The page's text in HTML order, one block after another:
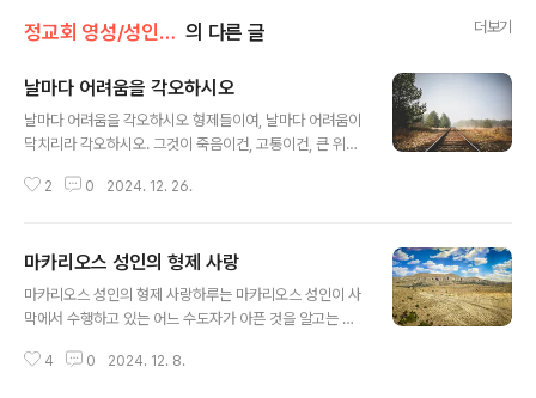
정교회 영성/성인의 가르침 의 다른 글 더보기
날마다 어려움을 각오하시오
날마다 어려움을 각오하시오 형제들이여, 날마다 어려움이
닥치리라 각오하시오. 그것이 죽음이건, 고통이건, 큰 위험
고 견디시오. 그리고 '우리가 하느님 나라에 들어가려면 반
2 0 2024. 12. 26.
마카리오스 성인의 형제 사랑
마카리오스 성인의 형제 사랑하루는 마카리오스 성인이 사
막에서 수행하고 있는 어느 수도자가 아픈 것을 알고는 찾
보니 누추한 것은 물론 음식을 만든 흔적조차 찾을 수 없었
4 0 2024. 12. 8.